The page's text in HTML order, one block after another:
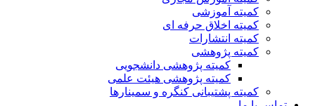
کمیته آموزشی
کمیته اخلاق حرفه ای
کمیته انتشارات
کمیته پژوهشی
کمیته پژوهشی دانشجویی
کمیته پژوهشی هیئت علمی
کمیته پشتیبانی کنگره و سمینارها